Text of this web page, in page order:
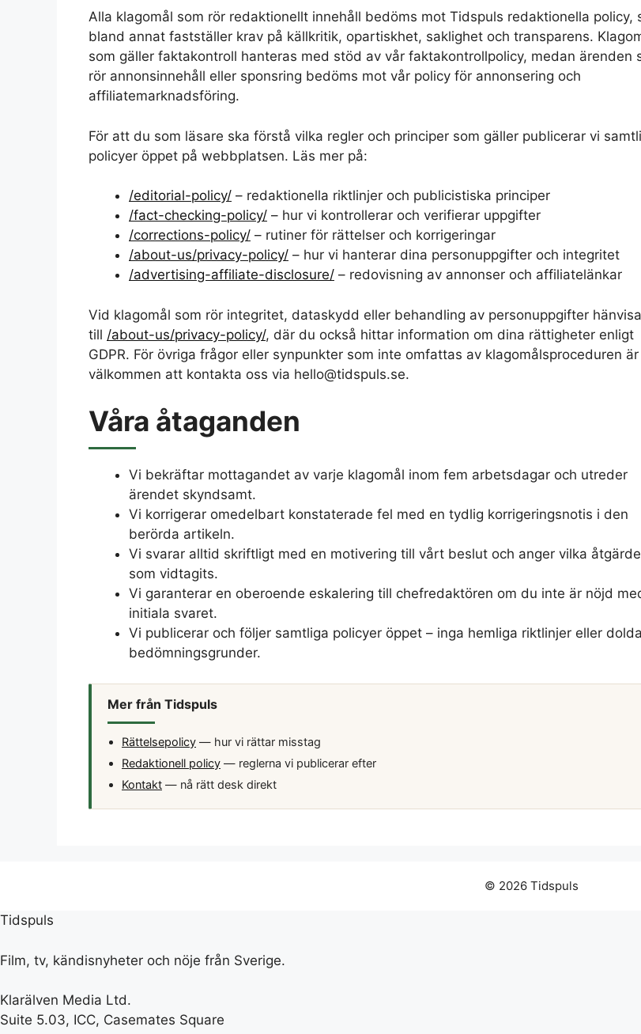
Alla klagomål som rör redaktionellt innehåll bedöms mot Tidspuls redaktionella policy,
bland annat fastställer krav på källkritik, opartiskhet, saklighet och transparens.
som gäller faktakontroll hanteras med stöd av vår faktakontrollpolicy, medan ärenden
rör annonsinnehåll eller sponsring bedöms mot vår policy för annonsering och
affiliatemarknadsföring.
För att du som läsare ska förstå vilka regler och principer som gäller publicerar vi
policyer öppet på webbplatsen. Läs mer på:
/editorial-policy/ – redaktionella riktlinjer och publicistiska principer
/fact-checking-policy/ – hur vi kontrollerar och verifierar uppgifter
/corrections-policy/ – rutiner för rättelser och korrigeringar
/about-us/privacy-policy/ – hur vi hanterar dina personuppgifter och integritet
/advertising-affiliate-disclosure/ – redovisning av annonser och affiliatelänkar
Vid klagomål som rör integritet, dataskydd eller behandling av personuppgifter
till /about-us/privacy-policy/, där du också hittar information om dina rättigheter enligt
GDPR. För övriga frågor eller synpunkter som inte omfattas av klagomålsproceduren
välkommen att kontakta oss via hello@tidspuls.se.
Våra åtaganden
Vi bekräftar mottagandet av varje klagomål inom fem arbetsdagar och utreder
ärendet skyndsamt.
Vi korrigerar omedelbart konstaterade fel med en tydlig korrigeringsnotis i den
berörda artikeln.
Vi svarar alltid skriftligt med en motivering till vårt beslut och anger vilka
som vidtagits.
Vi garanterar en oberoende eskalering till chefredaktören om du inte är nöjd
initiala svaret.
Vi publicerar och följer samtliga policyer öppet – inga hemliga riktlinjer eller dolda
bedömningsgrunder.
Mer från Tidspuls
Rättelsepolicy — hur vi rättar misstag
Redaktionell policy — reglerna vi publicerar efter
Kontakt — nå rätt desk direkt
© 2026 Tidspuls
Tidspuls
Film, tv, kändisnyheter och nöje från Sverige.
Klarälven Media Ltd.
Suite 5.03, ICC, Casemates Square